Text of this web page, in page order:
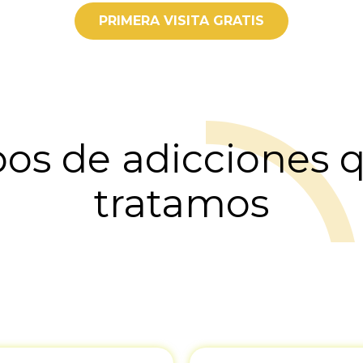
PRIMERA VISITA GRATIS
de adicciones
tratamos